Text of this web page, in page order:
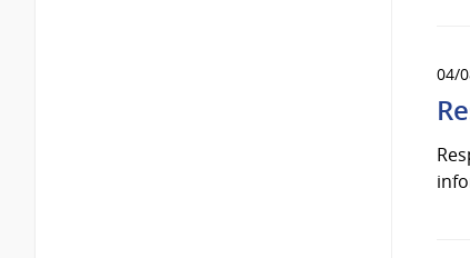
04/